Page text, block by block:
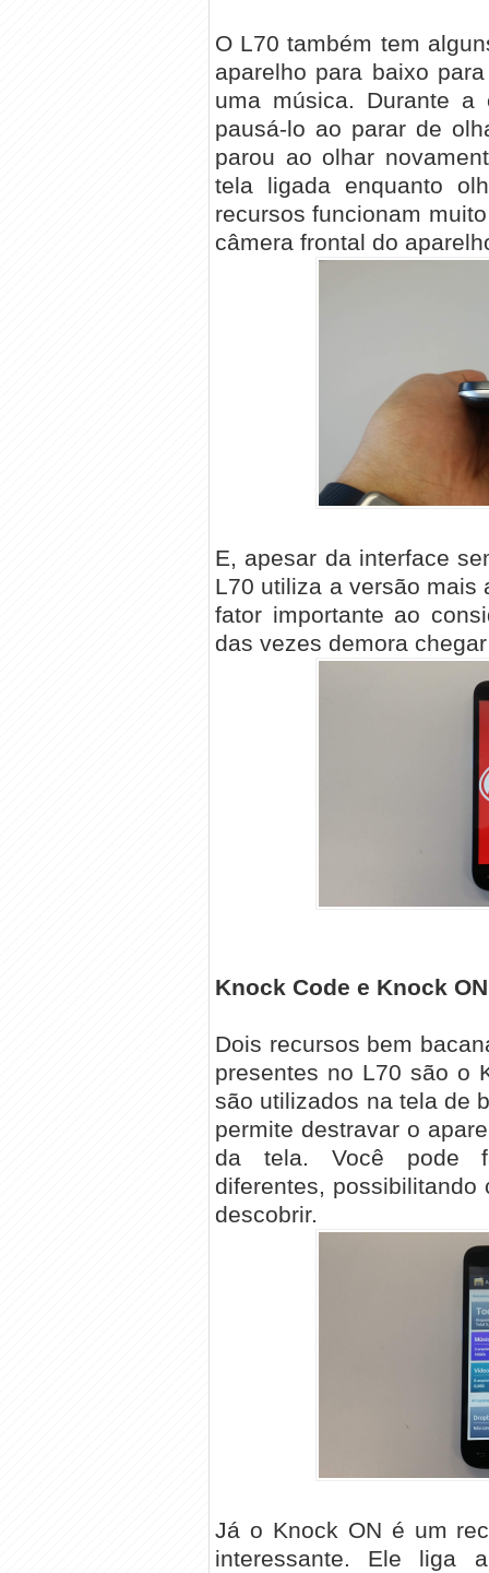
O L70 também tem
aparelho para baixo
uma música. Durante
pausá-lo ao parar de
parou ao olhar
tela ligada enquanto
recursos funcionam
câmera frontal do
E, apesar da interface
L70 utiliza a versão mais
fator importante ao
das vezes demora
Knock Code e Knock ON
Dois recursos bem
presentes no L70 são o
são utilizados na tela de
permite destravar o
da tela. Você pode
diferentes,
descobrir.
Já o Knock ON é um
interessante. Ele liga